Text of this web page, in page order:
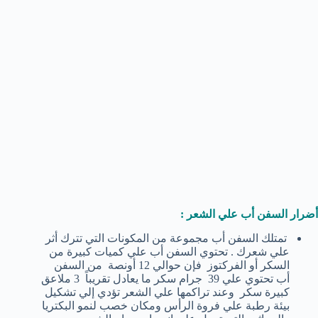
أضرار السفن أب علي الشعر :
تمتلك السفن أب مجموعة من المكونات التي تترك أثر
علي شعرك . تحتوي السفن أب علي كميات كبيرة من
السكر أو الفركتوز فإن حوالي 12 أونصة من السفن
أب تحتوي علي 39 جرام سكر ما يعادل تقريباً 3 ملاعق
كبيرة سكر وعند تراكمها علي الشعر تؤدي إلي تشكيل
بيئة رطبة علي فروة الرأس ومكان خصب لنمو البكتريا